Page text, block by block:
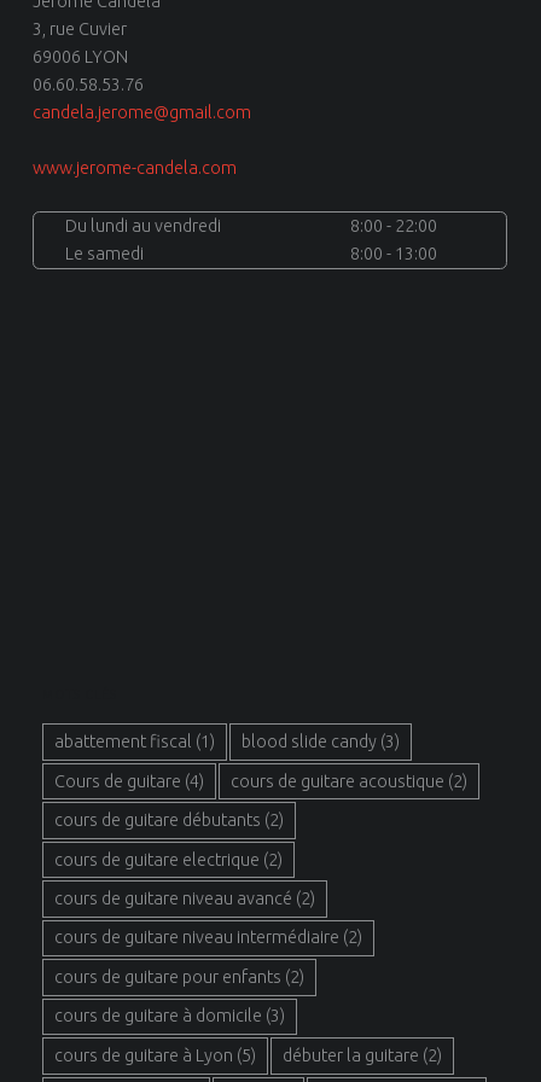
3, rue Cuvier
69006 LYON
06.60.58.53.76
candela.jerome@gmail.com
www.jerome-candela.com
Du lundi au vendredi
8:00 - 22:00
Le samedi
8:00 - 13:00
abattement fiscal (1) blood slide candy(3)
Cours de guitare (4) cours de guitare acoustique (2)
cours de guitare débutants (2)
cours de guitare electrique (2)
cours de guitare niveau avancé (2)
cours de guitare niveau intermédiaire (2)
cours de guitare pour enfants (2)
cours de guitare à domicile (3)
cours de guitare à Lyon (5) débuter la guitare (2)